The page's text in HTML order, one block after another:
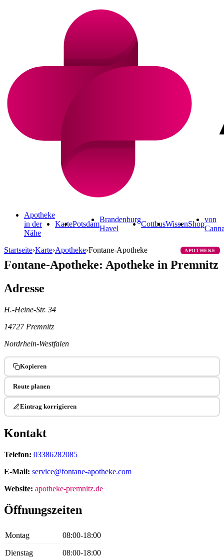
Apotheke
in der
Nähe
KartePotsdam
Brandenburg
Havel
CottbusWissenShop
von
Startseite›Karte›Apotheke›Fontane-Apotheke APOTHEKE
Fontane-Apotheke: Apotheke in Premnitz
Adresse
H.-Heine-Str. 34
14727 Premnitz
Nordrhein-Westfalen
Kopieren
Route planen
Eintrag korrigieren
Kontakt
Telefon: 03386282085
E-Mail: service@fontane-apotheke.com
Website: apotheke-premnitz.de
Öffnungszeiten
Montag 08:00-18:00
Dienstag 08:00-18:00